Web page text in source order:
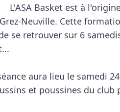
Neuville. Cette
se retrouver sur 6
aura lieu le samedi
et poussines du